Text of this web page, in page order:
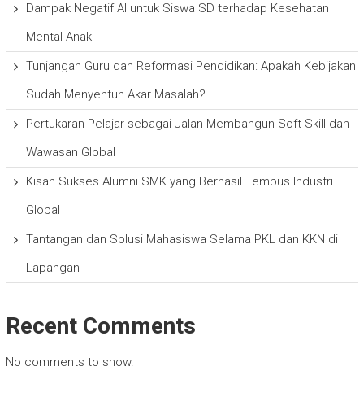
Dampak Negatif AI untuk Siswa SD terhadap Kesehatan
Mental Anak
Tunjangan Guru dan Reformasi Pendidikan: Apakah Kebijakan
Sudah Menyentuh Akar Masalah?
Pertukaran Pelajar sebagai Jalan Membangun Soft Skill dan
Wawasan Global
Kisah Sukses Alumni SMK yang Berhasil Tembus Industri
Global
Tantangan dan Solusi Mahasiswa Selama PKL dan KKN di
Lapangan
Recent Comments
No comments to show.